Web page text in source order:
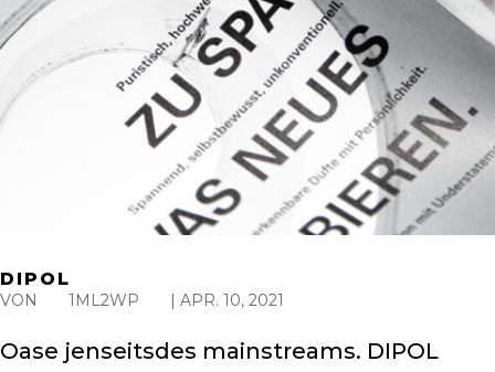
DIPOL
VON 1ML2WP | APR. 10, 2021
Oase jenseitsdes mainstreams. DIPOL